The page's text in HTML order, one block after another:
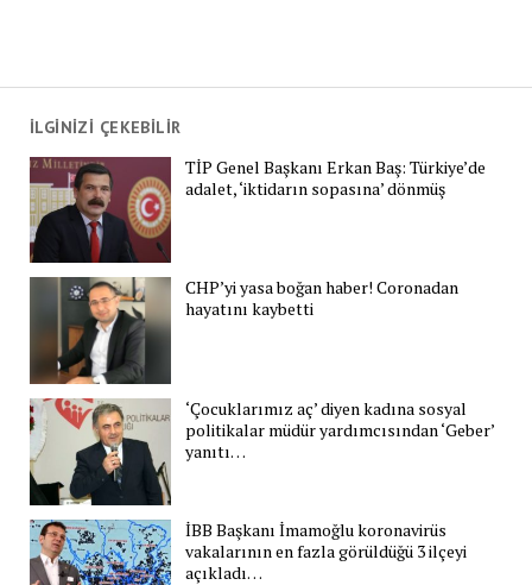
İLGİNİZİ ÇEKEBİLİR
TİP Genel Başkanı Erkan Baş: Türkiye’de
adalet, ‘iktidarın sopasına’ dönmüş
CHP’yi yasa boğan haber! Coronadan
hayatını kaybetti
‘Çocuklarımız aç’ diyen kadına sosyal
politikalar müdür yardımcısından ‘Geber’
yanıtı…
İBB Başkanı İmamoğlu koronavirüs
vakalarının en fazla görüldüğü 3 ilçeyi
açıkladı…